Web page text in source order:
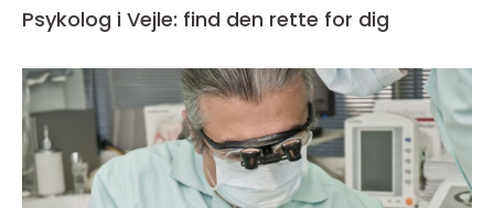
Psykolog i Vejle: find den rette for dig